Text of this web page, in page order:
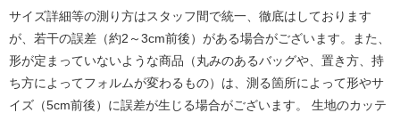
サイズ詳細等の測り方はスタッフ間で統一、徹底はしております
が、若干の誤差（約2～3cm前後）がある場合がございます。また、
形が定まっていないような商品（丸みのあるバッグや、置き方、持
ち方によってフォルムが変わるもの）は、測る箇所によって形やサ
イズ（5cm前後）に誤差が生じる場合がございます。 生地のカッテ